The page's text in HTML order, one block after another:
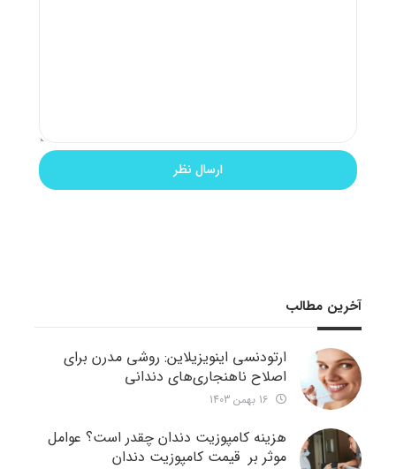
آخرین مطالب
ارتودنسی اینویزیلاین: روشی مدرن برای
اصلاح ناهنجاری‌های دندانی
هزینه کامپوزیت دندان چقدر است؟ عوامل
موثر بر قیمت کامپوزیت دندان